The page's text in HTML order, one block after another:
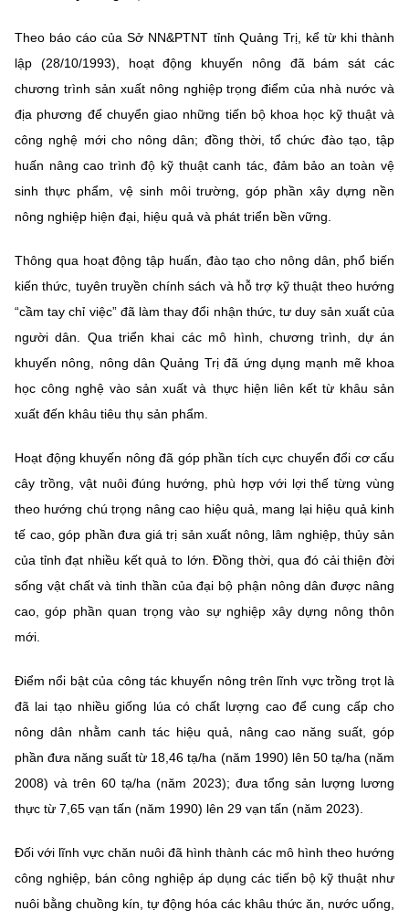
Vietnamese English
BỘ KHOA HỌC VÀ CÔNG NGHỆ
Điều khoản sử dụng Theo dõi MST: Góp ý
Chịu trách nhiệm nội dung: Nguyễn Thị Hải Hằng
Giám đốc Trung tâm Truyền thông Khoa học và Công nghệ.
Liên hệ
Địa chỉ: Ban Biên tập Cổng TTĐT - 18 Nguyễn Du, TP. Hà Nội
Email:
stc@mst.gov.vn
©2026 Bản quyền thuộc Bộ Khoa Học và Công Nghệ
(Ghi rõ nguồn "https://mst.gov.vn" khi phát hành lại thông tin từ
Theo báo cáo của Sở NN&PTNT tỉnh Quảng Trị, kể từ khi thành
lập (28/10/1993), hoạt động khuyến nông đã bám sát các
chương trình sản xuất nông nghiệp trọng điểm của nhà nước và
địa phương để chuyển giao những tiến bộ khoa học kỹ thuật và
công nghệ mới cho nông dân; đồng thời, tổ chức đào tạo, tập
huấn nâng cao trình độ kỹ thuật canh tác, đảm bảo an toàn vệ
sinh thực phẩm, vệ sinh môi trường, góp phần xây dựng nền
nông nghiệp hiện đại, hiệu quả và phát triển bền vững.
Thông qua hoạt động tập huấn, đào tạo cho nông dân, phổ biến
kiến thức, tuyên truyền chính sách và hỗ trợ kỹ thuật theo hướng
“cầm tay chỉ việc” đã làm thay đổi nhận thức, tư duy sản xuất của
người dân. Qua triển khai các mô hình, chương trình, dự án
khuyến nông, nông dân Quảng Trị đã ứng dụng mạnh mẽ khoa
học công nghệ vào sản xuất và thực hiện liên kết từ khâu sản
xuất đến khâu tiêu thụ sản phẩm.
Hoạt động khuyến nông đã góp phần tích cực chuyển đổi cơ cấu
cây trồng, vật nuôi đúng hướng, phù hợp với lợi thế từng vùng
theo hướng chú trọng nâng cao hiệu quả, mang lại hiệu quả kinh
tế cao, góp phần đưa giá trị sản xuất nông, lâm nghiệp, thủy sản
của tỉnh đạt nhiều kết quả to lớn. Đồng thời, qua đó cải thiện đời
sống vật chất và tinh thần của đại bộ phận nông dân được nâng
cao, góp phần quan trọng vào sự nghiệp xây dựng nông thôn
mới.
Điểm nổi bật của công tác khuyến nông trên lĩnh vực trồng trọt là
đã lai tạo nhiều giống lúa có chất lượng cao để cung cấp cho
nông dân nhằm canh tác hiệu quả, nâng cao năng suất, góp
phần đưa năng suất từ 18,46 tạ/ha (năm 1990) lên 50 tạ/ha (năm
2008) và trên 60 tạ/ha (năm 2023); đưa tổng sản lượng lương
thực từ 7,65 vạn tấn (năm 1990) lên 29 vạn tấn (năm 2023).
Đối với lĩnh vực chăn nuôi đã hình thành các mô hình theo hướng
công nghiệp, bán công nghiệp áp dụng các tiến bộ kỹ thuật như
nuôi bằng chuồng kín, tự động hóa các khâu thức ăn, nước uống,